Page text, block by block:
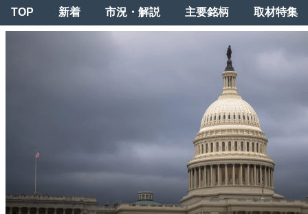
TOP 新着 市況・解説 主要銘柄 取材特集